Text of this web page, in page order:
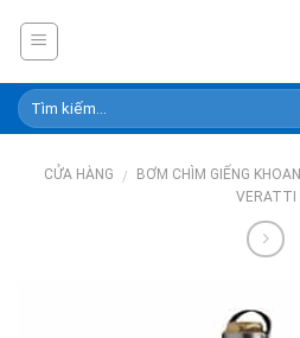
CỬA HÀNG / BƠM CHÌM GIẾNG KHOAN
VERATTI